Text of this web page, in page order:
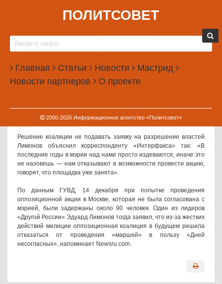
ПОЛИТСОВЕТ
Главная Статьи Новости Мастрид
Новости партнеров О проекте
2000-2026Информационное агентство «Политсовет»
11.01.2009, 13:17
«НЕСОГЛАСНЫЕ» ГОТОВЫ МАРШИРОВАТЬ
БЕЗ РАЗРЕШЕНИЯ
Как заявил «Интерфаксу» один из лидеров «Другой России»
Эдуард Лимонов, очередная акция коалиции намечена на
последний день января и проводится в защиту 31-й статьи
Конституции, которая гарантирует право на мирное собрание и
протест. По словам Лимонова, не исключено, что акции, кроме
обеих столиц, пройдут и в других российских городах.
Решение коалиции не подавать заявку на разрешение властей
Лимонов объяснил корреспонденту «Интерфакса» так: «В
последние годы в мэрии над нами просто издеваются, иначе это
не назовешь — нам отказывают в возможности провести акцию,
говорят, что площадка уже занята».
По данным ГУВД, 14 декабря при попытке проведения
оппозиционной акции в Москве, которая не была согласована с
мэрией, были задержаны около 90 человек. Один из лидеров
«Другой России» Эдуард Лимонов тогда заявил, что из-за жестких
действий милиции оппозиционная коалиция в будущем решила
отказаться от проведения «маршей» в пользу «Дней
несогласных», напоминает Newsru.com.